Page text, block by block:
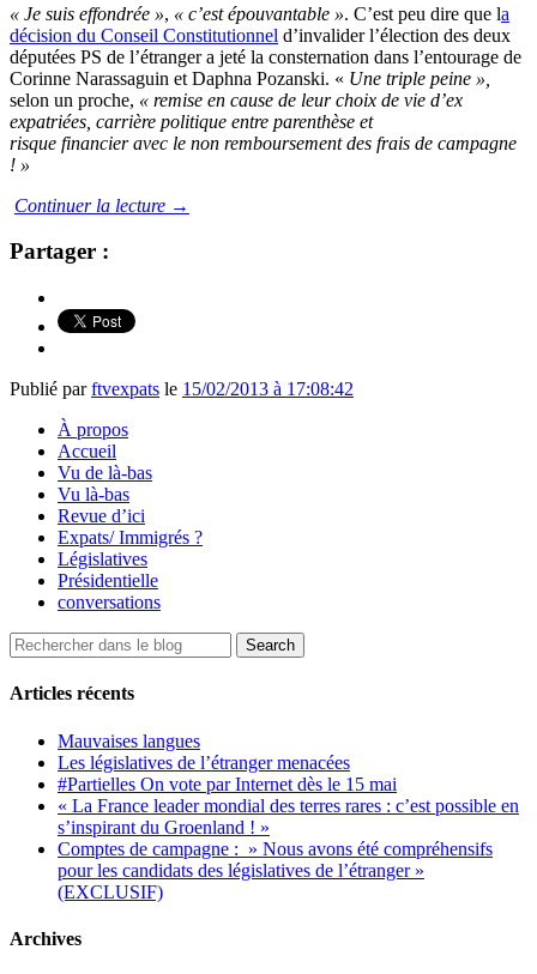
« Je suis effondrée », « c’est épouvantable ». C’est peu dire que la
décision du Conseil Constitutionnel d’invalider l’élection des deux
députées PS de l’étranger a jeté la consternation dans l’entourage de
Corinne Narassaguin et Daphna Pozanski. « Une triple peine »,
selon un proche, « remise en cause de leur choix de vie d’ex
expatriées, carrière politique entre parenthèse et
risque financier avec le non remboursement des frais de campagne
! »
Continuer la lecture →
Partager :
Publié parftvexpats le 15/02/2013 à 17:08:42
À propos
Accueil
Vu de là-bas
Vu là-bas
Revue d’ici
Expats/ Immigrés ?
Législatives
Présidentielle
conversations
Articles récents
Mauvaises langues
Les législatives de l’étranger menacées
#Partielles On vote par Internet dès le 15 mai
« La France leader mondial des terres rares : c’est possible en
s’inspirant du Groenland ! »
Comptes de campagne : » Nous avons été compréhensifs
pour les candidats des législatives de l’étranger »
(EXCLUSIF)
Archives